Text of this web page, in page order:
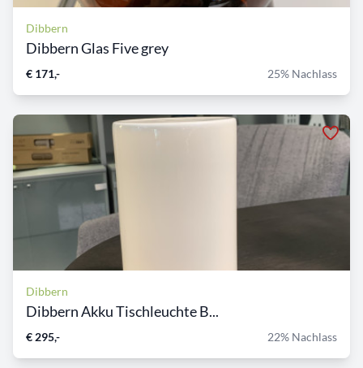
Dibbern
Dibbern Glas Five grey
€ 171,- 25% Nachlass
Dibbern
Dibbern Akku Tischleuchte B...
€ 295,- 22% Nachlass